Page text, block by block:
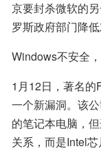
京要封杀微软的
罗斯政府部门降
Windows不安全
1月12日，著名的
一个新漏洞。该
的笔记本电脑，
关系，而是Intel